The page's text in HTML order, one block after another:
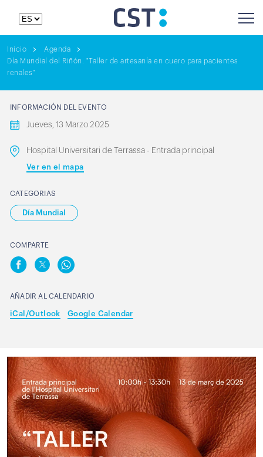
Inicio
Agenda
Día Mundial del Riñón. "Taller de artesanía en cuero para pacientes
renales"
INFORMACIÓN DEL EVENTO
Jueves, 13 Marzo 2025
Hospital Universitari de Terrassa - Entrada principal
Ver en el mapa
CATEGORIAS
Día Mundial
COMPARTE
AÑADIR AL CALENDARIO
iCal/Outlook Google Calendar